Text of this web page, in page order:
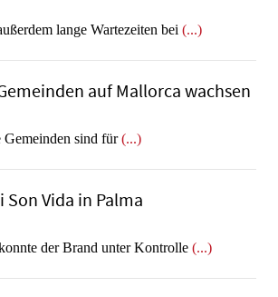
lange Wartezeiten bei (...)
auf Mallorca wachsen
Gemeinden sind für(...)
Vida in Palma
der Brand unter Kontrolle (...)